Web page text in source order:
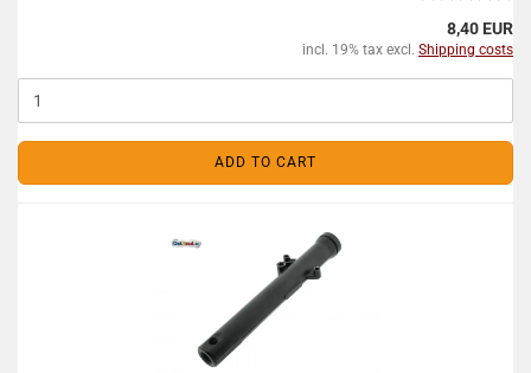
8,40 EUR
incl. 19% tax excl. Shipping costs
ADD TO CART